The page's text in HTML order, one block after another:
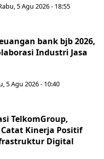
5 Agu 2026 - 18:55
bank bjb 2026,
Industri Jasa
5 Agu 2026 - 10:40
TelkomGroup,
Kinerja Positif
Digital